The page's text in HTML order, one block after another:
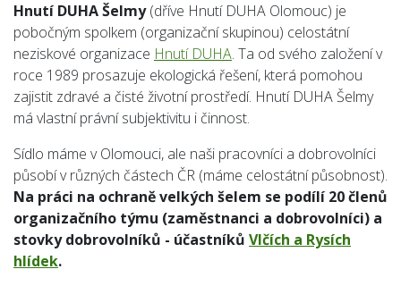
Hnutí DUHA Šelmy(dříve Hnutí DUHA Olomouc) je
pobočným spolkem (organizační skupinou) celostátní
neziskové organizace Hnutí DUHA. Ta od svého založení v
roce 1989 prosazuje ekologická řešení, která pomohou
zajistit zdravé a čisté životní prostředí. Hnutí DUHA Šelmy
má vlastní právní subjektivitu i činnost.
Sídlo máme v Olomouci, ale naši pracovníci a dobrovolníci
působí v různých částech ČR (máme celostátní působnost).
Na práci na ochraně velkých šelem se podílí 20 členů
organizačního týmu (zaměstnanci a dobrovolníci) a
stovky dobrovolníků - účastníků Vlčích a Rysích
hlídek.